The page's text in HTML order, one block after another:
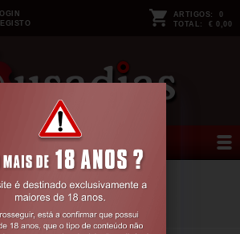
ARTIGOS: 0
TOTAL: € 0,00
4716 VERMELHO